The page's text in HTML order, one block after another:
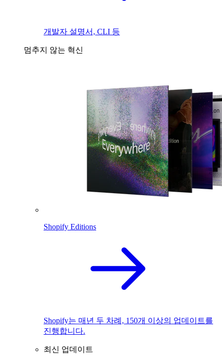
개발자 설명서, CLI 등
멈추지 않는 혁신
Shopify Editions
Shopify는 매년 두 차례, 150개 이상의 업데이트를
진행합니다.
최신 업데이트